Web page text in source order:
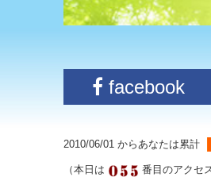
facebook
2010/06/01 からあなたは累計
（本日は 番目のアクセ